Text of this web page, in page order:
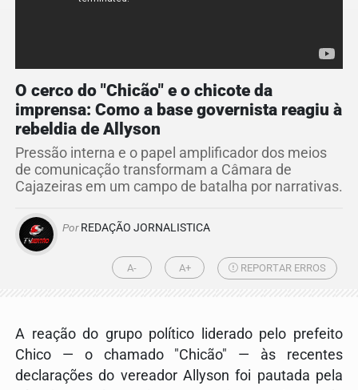
O cerco do "Chicão" e o chicote da
imprensa: Como a base governista reagiu à
rebeldia de Allyson
Pressão interna e o papel amplificador dos meios
de comunicação transformam a Câmara de
Cajazeiras em um campo de batalha por narrativas.
PorREDAÇÃO JORNALISTICA
A- A+ REPORTAR ERROS
A reação do grupo político liderado pelo prefeito
Chico — o chamado "Chicão" — às recentes
declarações do vereador Allyson foi pautada pela